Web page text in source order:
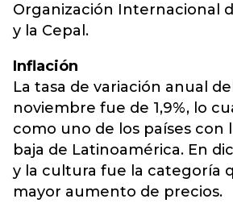
Organización Internacional
y la Cepal.
Inflación
La tasa de variación anual
noviembre fue de 1,9%, lo
como uno de los países con
baja de Latinoamérica. En
y la cultura fue la categoría
mayor aumento de precios.